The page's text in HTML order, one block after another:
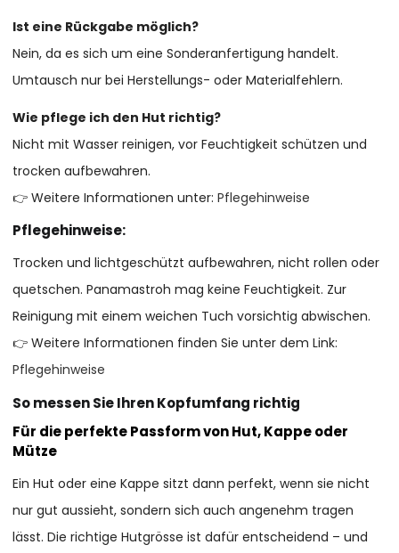
Ist eine Rückgabe möglich?
Nein, da es sich um eine Sonderanfertigung handelt.
Umtausch nur bei Herstellungs- oder Materialfehlern.
Wie pflege ich den Hut richtig?
Nicht mit Wasser reinigen, vor Feuchtigkeit schützen und
trocken aufbewahren.
👉 Weitere Informationen unter:Pflegehinweise
Pflegehinweise:
Trocken und lichtgeschützt aufbewahren, nicht rollen oder
quetschen. Panamastroh mag keine Feuchtigkeit. Zur
Reinigung mit einem weichen Tuch vorsichtig abwischen.
👉 Weitere Informationen finden Sie unter dem Link:
Pflegehinweise
So messen Sie Ihren Kopfumfang richtig
Für die perfekte Passform von Hut, Kappe oder
Mütze
Ein Hut oder eine Kappe sitzt dann perfekt, wenn sie nicht
nur gut aussieht, sondern sich auch angenehm tragen
lässt. Die richtige Hutgrösse ist dafür entscheidend – und